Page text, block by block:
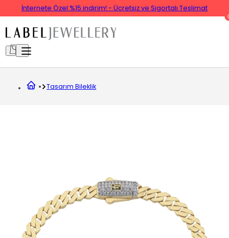
İnternete Özel %15 indirim! - Ücretsiz ve Sigortalı Teslimat
Tasarım Bileklik